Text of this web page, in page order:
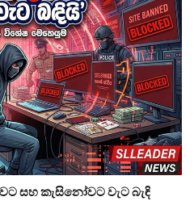
සහ කැසිනෝවට වැට බැඳි